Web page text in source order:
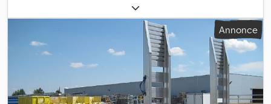
3 essieux
12/1982, longueur de l'espace de chargement:8 000 mm, largeur
2 500 mm, hauteur de l'espace de
chargement:
acier, dimension des pneus:
8.25 r 15, couleur: , Année de construction: 1982 ,
attelage de remorque, hayon élévateur, plaque de
, Remorque Ctc plateau avec rampes arrière
réglables individuelles à commande manuelle par ressort,
Annonce